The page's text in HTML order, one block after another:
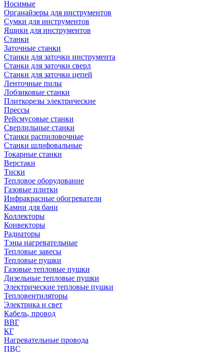
Носимые
Органайзеры для инструментов
Сумки для инструментов
Ящики для инструментов
Станки
Заточные станки
Станки для заточки инструмента
Станки для заточки сверл
Станки для заточки цепей
Ленточные пилы
Лобзиковые станки
Плиткорезы электрические
Прессы
Рейсмусовые станки
Сверлильные станки
Станки распиловочные
Станки шлифовальные
Токарные станки
Верстаки
Тиски
Тепловое оборудование
Газовые плитки
Инфракрасные обогреватели
Камни для бани
Коллекторы
Конвекторы
Радиаторы
Тэны нагревательные
Тепловые завесы
Тепловые пушки
Газовые тепловые пушки
Дизельные тепловые пушки
Электрические тепловые пушки
Тепловентиляторы
Электрика и свет
Кабель, провод
ВВГ
КГ
Нагревательные провода
ПВС